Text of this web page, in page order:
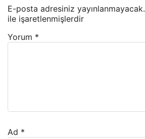
E-posta adresiniz yayınlanmayacak.
ile işaretlenmişlerdir
Yorum *
Ad *